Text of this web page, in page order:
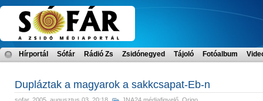
Hírportál Sófár Rádió Zs Zsidónegyed Tájoló Fotóalbum
Dupláztak a magyarok a sakkcsapat-Eb-n